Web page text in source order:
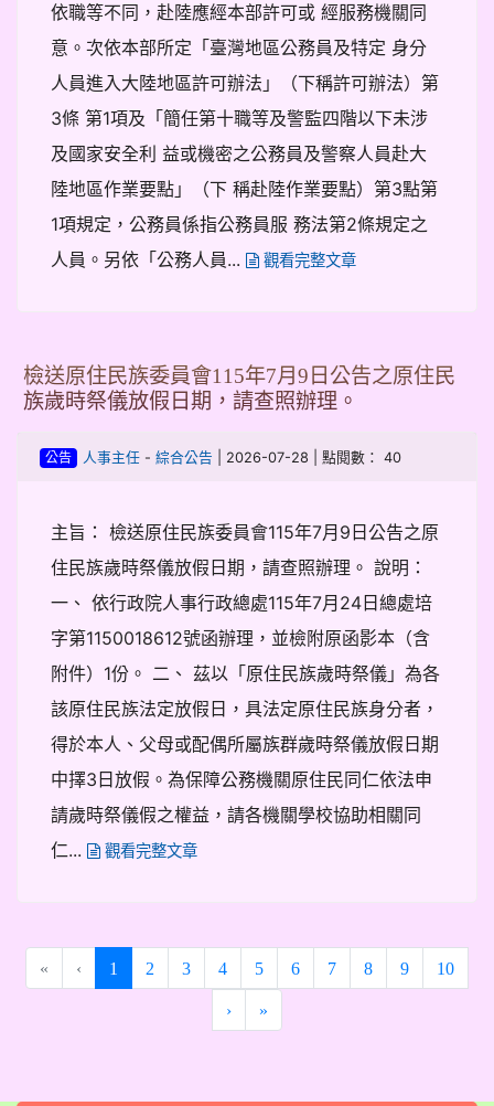
依職等不同，赴陸應經本部許可或 經服務機關同
意。次依本部所定「臺灣地區公務員及特定 身分
人員進入大陸地區許可辦法」（下稱許可辦法）第
3條 第1項及「簡任第十職等及警監四階以下未涉
及國家安全利 益或機密之公務員及警察人員赴大
陸地區作業要點」（下 稱赴陸作業要點）第3點第
1項規定，公務員係指公務員服 務法第2條規定之
人員。另依「公務人員...
觀看完整文章
檢送原住民族委員會115年7月9日公告之原住民
族歲時祭儀放假日期，請查照辦理。
公告 人事主任- 綜合公告 | 2026-07-28 | 點閱數： 40
主旨： 檢送原住民族委員會115年7月9日公告之原
住民族歲時祭儀放假日期，請查照辦理。 說明：
一、 依行政院人事行政總處115年7月24日總處培
字第1150018612號函辦理，並檢附原函影本（含
附件）1份。 二、 茲以「原住民族歲時祭儀」為各
該原住民族法定放假日，具法定原住民族身分者，
得於本人、父母或配偶所屬族群歲時祭儀放假日期
中擇3日放假。為保障公務機關原住民同仁依法申
請歲時祭儀假之權益，請各機關學校協助相關同
仁...
觀看完整文章
« ‹ 1 (current)
2 3 4 5 6 7 8 9 10
› »